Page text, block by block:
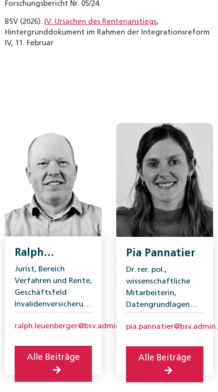
Forschungsbericht Nr. 05/24.
BSV (2026). IV: Ursachen des Rentenanstiegs,
Hintergrunddokument im Rahmen der Integrationsreform
IV, 11. Februar
Ralph
Leuenberger
Jurist, Bereich
Verfahren und Rente,
Geschäftsfeld
Invalidenversicherung,
Sozialversicherungen
ralph.leuenberger@bsv.admin.ch
Alle Beiträge
Pia Pannatier
Dr. rer. pol.,
wissenschaftliche
Mitarbeiterin,
Datengrundlagen
Bundesamt für
Alle Beiträge